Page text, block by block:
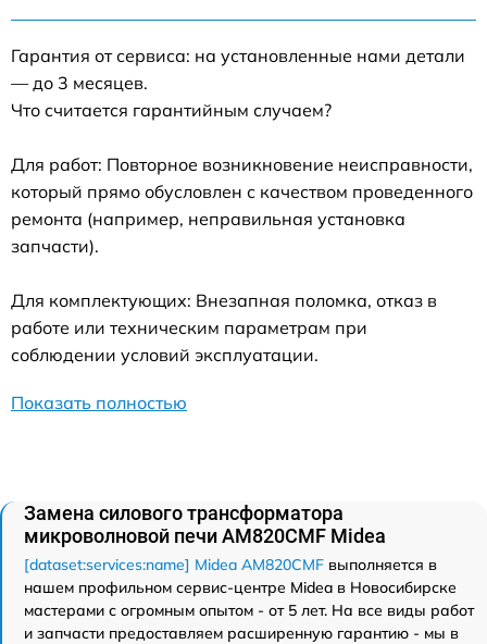
Гарантия от сервиса: на установленные нами детали
— до 3 месяцев.
Что считается гарантийным случаем?
Для работ: Повторное возникновение неисправности,
который прямо обусловлен с качеством проведенного
ремонта (например, неправильная установка
запчасти).
Для комплектующих: Внезапная поломка, отказ в
работе или техническим параметрам при
соблюдении условий эксплуатации.
Показать полностью
Замена силового трансформатора
микроволновой печи AM820CMF Midea
[dataset:services:name] Midea AM820CMF выполняется в
нашем профильном сервис-центре Midea в Новосибирске
мастерами с огромным опытом - от 5 лет. На все виды работ
и запчасти предоставляем расширенную гарантию - мы в